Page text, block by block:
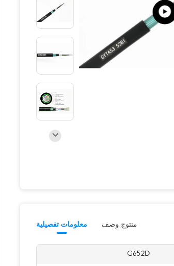
معلومات تفصيلية منتوج وصف
G652D